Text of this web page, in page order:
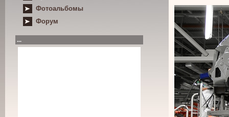
Фотоальбомы
Форум
...